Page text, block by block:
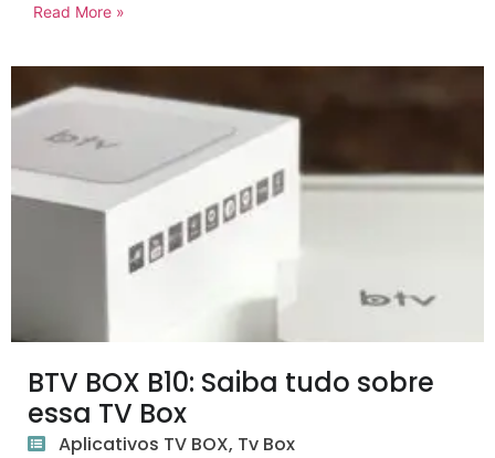
Read More »
BTV BOX B10: Saiba tudo sobre
essa TV Box
Aplicativos TV BOX, Tv Box